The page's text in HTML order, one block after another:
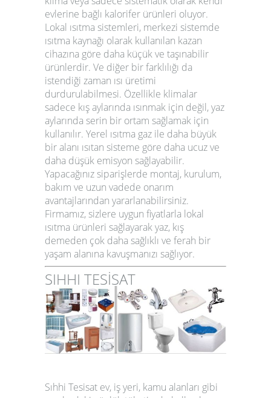
evlerine bağlı kalorifer ürünleri oluyor.
Lokal ısıtma sistemleri, merkezi sistemde
ısıtma kaynağı olarak kullanılan kazan
cihazına göre daha küçük ve taşınabilir
ürünlerdir. Ve diğer bir farklılığı da
istendiği zaman ısı üretimi
durdurulabilmesi. Özellikle klimalar
sadece kış aylarında ısınmak için değil, yaz
aylarında serin bir ortam sağlamak için
kullanılır. Yerel ısıtma gaz ile daha büyük
bir alanı ısıtan sisteme göre daha ucuz ve
daha düşük emisyon sağlayabilir.
Yapacağınız siparişlerde montaj, kurulum,
bakım ve uzun vadede onarım
avantajlarından yararlanabilirsiniz.
Firmamız, sizlere uygun fiyatlarla lokal
ısıtma ürünleri sağlayarak yaz, kış
demeden çok daha sağlıklı ve ferah bir
yaşam alanına kavuşmanızı sağlıyor.
SIHHI TESİSAT
Sıhhi Tesisat ev, iş yeri, kamu alanları gibi